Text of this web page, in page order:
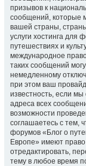
призывов к
сообщений, которые
вашей страны,
услуги хостинга для
путешествиях и
международное
таких сообщений
немедленному
при этом ваш
известность, если
адреса всех
возможности
соглашаетесь с тем,
форумов «Блог о
Европе» имеют право
отредактировать,
тему в любое время